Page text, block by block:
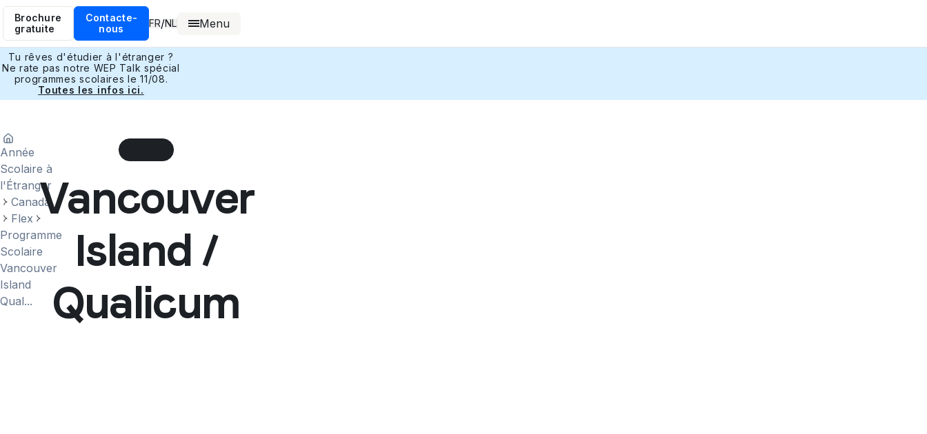
Brochure
gratuite
Contacte-
nous
FR/NL Menu
Tu rêves d'étudier à l'étranger ?
Ne rate pas notre WEP Talk spécial
programmes scolaires le 11/08.
Toutes les infos ici.
Année
Scolaire à
l'Étranger
Canada
Flex
Programme
Scolaire
Vancouver
Island
Qual...
Vancouver
Island /
Qualicum